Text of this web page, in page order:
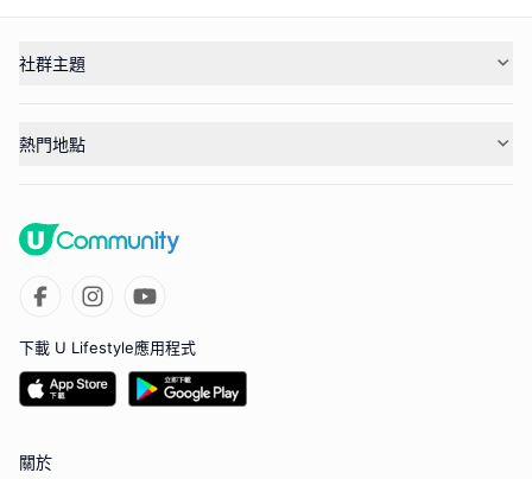
社群主題
熱門地點
下載 U Lifestyle應用程式
關於